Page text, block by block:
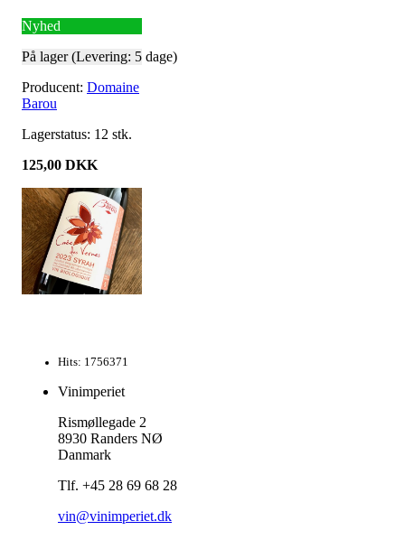
Nyhed
På lager (Levering: 5 dage)
Producent: Domaine
Barou
Lagerstatus: 12 stk.
125,00 DKK
Hits: 1756371
Vinimperiet
Rismøllegade 2
8930 Randers NØ
Danmark
Tlf. +45 28 69 68 28
vin@vinimperiet.dk